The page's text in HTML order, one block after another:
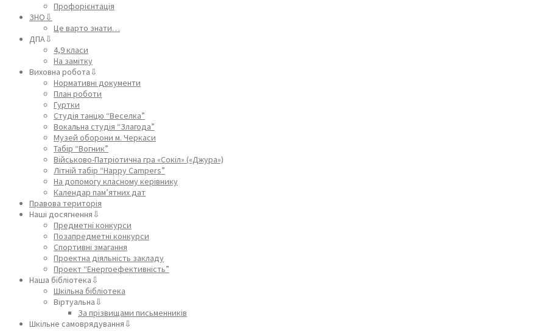
Профорієнтація
ЗНО⇩
Це варто знати…
ДПА⇩
4,9 класи
На замітку
Виховна робота⇩
Нормативні документи
План роботи
Гуртки
Студія танцю “Веселка”
Вокальна студія “Злагода”
Музей оборони м. Черкаси
Табір “Вогник”
Військово-Патріотична гра «Сокіл» («Джура»)
Літній табір “Happy Campers”
На допомогу класному керівнику
Календар пам’ятних дат
Правова територія
Наші досягнення⇩
Предметні конкурси
Позапредметні конкурси
Спортивні змагання
Проектна діяльність закладу
Проект “Енергоефективність”
Наша бібліотека⇩
Шкільна бібліотека
Віртуальна⇩
За прізвищами письменників
Шкільне самоврядування⇩